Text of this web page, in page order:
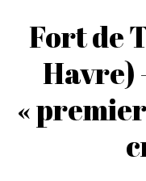
Fort de
Havre)
«